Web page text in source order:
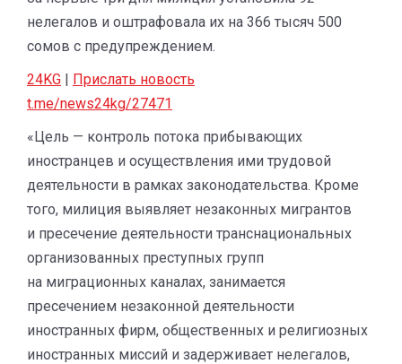
нелегалов и оштрафовала их на 366 тысяч 500
сомов с предупреждением.
24KG | Прислать новость
t.me/news24kg/27471
«Цель — контроль потока прибывающих
иностранцев и осуществления ими трудовой
деятельности в рамках законодательства. Кроме
того, милиция выявляет незаконных мигрантов
и пресечение деятельности транснациональных
организованных преступных групп
на миграционных каналах, занимается
пресечением незаконной деятельности
иностранных фирм, общественных и религиозных
иностранных миссий и задерживает нелегалов,